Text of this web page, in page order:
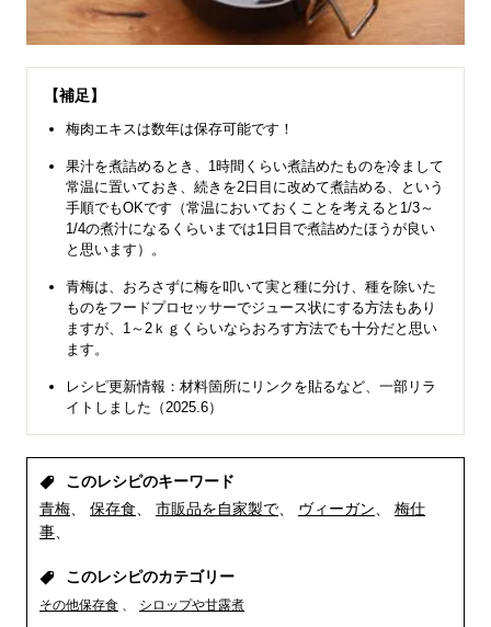
【補足】
梅肉エキスは数年は保存可能です！
果汁を煮詰めるとき、1時間くらい煮詰めたものを冷まして
常温に置いておき、続きを2日目に改めて煮詰める、という
手順でもOKです（常温においておくことを考えると1/3～
1/4の煮汁になるくらいまでは1日目で煮詰めたほうが良い
と思います）。
青梅は、おろさずに梅を叩いて実と種に分け、種を除いた
ものをフードプロセッサーでジュース状にする方法もあり
ますが、1～2ｋｇくらいならおろす方法でも十分だと思い
ます。
レシピ更新情報：材料箇所にリンクを貼るなど、一部リラ
イトしました（2025.6）
このレシピのキーワード
青梅
保存食 市販品を自家製で ヴィーガン
梅仕
事
このレシピのカテゴリー
その他保存食 シロップや甘露煮